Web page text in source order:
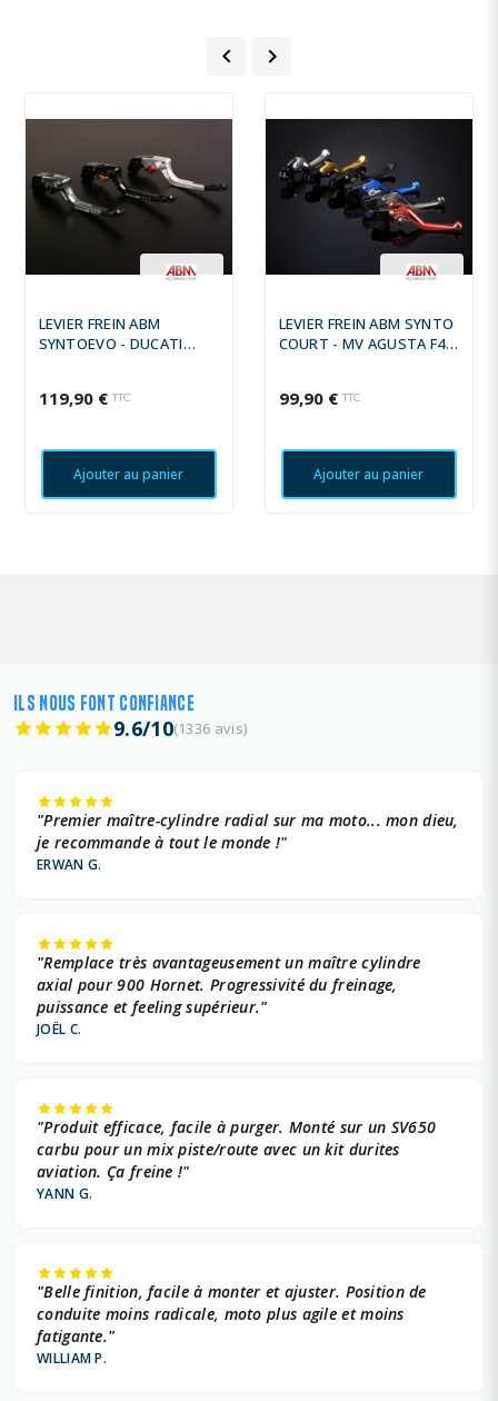
HUSQVARNA 150 +
HUSQVARNA 250 +
HUSQVARNA 293 +
HUSQVARNA 450 +
KAWASAKI 112 +
KAWASAKI 249 +
KAWASAKI 250 +
KAWASAKI 450 +
KAWASAKI 64 +
KAWASAKI 85 +
KAWASAKI 99 +
KTM 125 +
KTM 144 +
 
LEVIER FREIN ABM
SYNTOEVO - DUCATI
119,90 € TTC
Ajouter au panier
LEVIER FREIN ABM SYNTO
COURT - MV AGUSTA F4
99,90 € TTC
Ajouter au panier
ILS NOUS FONT CONFIANCE
9.6/10(1336 avis)
"Premier maître-cylindre radial sur ma moto... mon dieu,
je recommande à tout le monde !"
ERWAN G.
"Remplace très avantageusement un maître cylindre
axial pour 900 Hornet. Progressivité du freinage,
puissance et feeling supérieur."
JOËL C.
"Produit efficace, facile à purger. Monté sur un SV650
carbu pour un mix piste/route avec un kit durites
aviation. Ça freine !"
YANN G.
"Belle finition, facile à monter et ajuster. Position de
conduite moins radicale, moto plus agile et moins
fatigante."
WILLIAM P.